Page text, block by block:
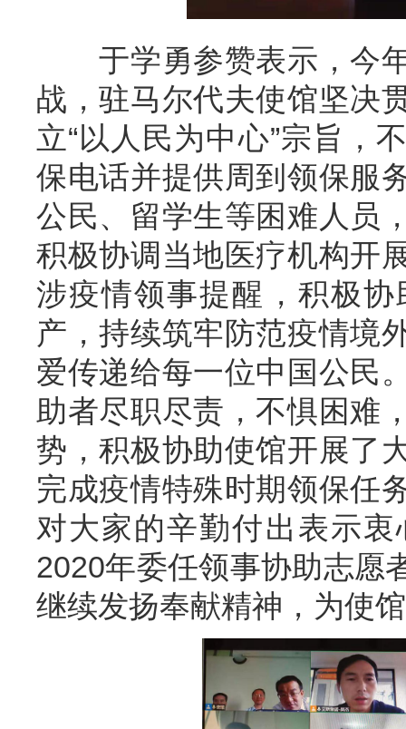
于学勇参赞表示， 今
战，驻马尔代夫使馆坚决
立“以人民为中心”宗旨，
保电话并提供周到领保服
公民、留学生等困难人员
积极协调当地医疗机构开
涉疫情领事提醒，积极
产，持续筑牢防范疫情境
爱传递给每一位中国公民
助者尽职尽责，不惧困难
势，积极协助使馆开展了
完成疫情特殊时期领保任
对大家的辛勤付出表示
2020年委任领事协助志愿
继续发扬奉献精神 ，为使